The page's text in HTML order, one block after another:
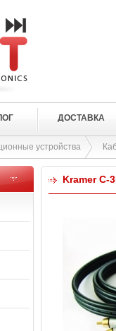
ДОСТАВКА
устройства
Kramer C-